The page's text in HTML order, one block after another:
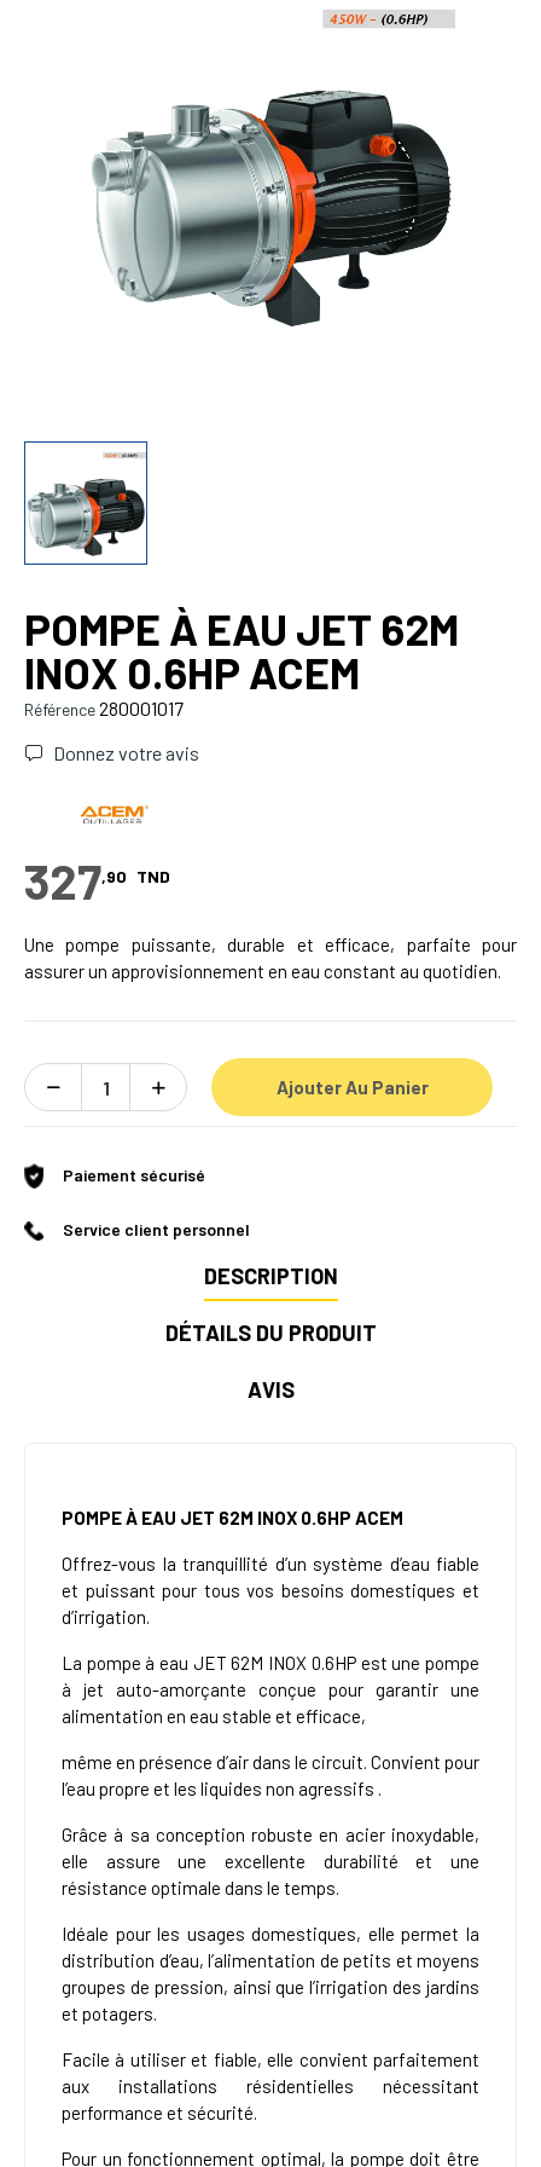
POMPE À EAU JET 62M
INOX 0.6HP ACEM
Référence280001017
Donnez votre avis
327,90 TND
Une pompe puissante, durable et efficace, parfaite pour
assurer un approvisionnement en eau constant au quotidien.
Ajouter Au Panier
Paiement sécurisé
Service client personnel
DESCRIPTION
DÉTAILS DU PRODUIT
AVIS
POMPE À EAU JET 62M INOX 0.6HP ACEM
Offrez-vous la tranquillité d’un système d’eau fiable
et puissant pour tous vos besoins domestiques et
d’irrigation.
La pompe à eau JET 62M INOX 0.6HP est une pompe
à jet auto-amorçante conçue pour garantir une
alimentation en eau stable et efficace,
même en présence d’air dans le circuit. Convient pour
l’eau propre et les liquides non agressifs .
Grâce à sa conception robuste en acier inoxydable,
elle assure une excellente durabilité et une
résistance optimale dans le temps.
Idéale pour les usages domestiques, elle permet la
distribution d’eau, l’alimentation de petits et moyens
groupes de pression, ainsi que l’irrigation des jardins
et potagers.
Facile à utiliser et fiable, elle convient parfaitement
aux installations résidentielles nécessitant
performance et sécurité.
Pour un fonctionnement optimal, la pompe doit être